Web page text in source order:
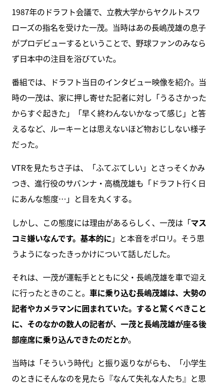
1987年のドラフト会議で、立教大学からヤクルトスワ
ローズの指名を受けた一茂。当時はあの長嶋茂雄の息子
がプロデビューするということで、野球ファンのみなら
ず日本中の注目を浴びていた。
番組では、ドラフト当日のインタビュー映像を紹介。当
時の一茂は、家に押し寄せた記者に対し「うるさかった
からすぐ起きた」「早く終わんないかなって感じ」と答
えるなど、ルーキーとは思えないほど物おじしない様子
だった。
VTRを見たちさ子は、「ふてぶてしい」とさっそくかみ
つき、進行役のサバンナ・高橋茂雄も「ドラフト行く日
にあんな態度…」と目を丸くする。
しかし、この態度には理由があるらしく、一茂は「マス
コミ嫌いなんです。基本的に 」と本音をポロリ。そう思
うようになったきっかけについて話しだした。
それは、一茂が運転手とともに父・長嶋茂雄を車で迎え
に行ったときのこと。 車に乗り込む長嶋茂雄は、大勢の
記者やカメラマンに囲まれていた。すると驚くべきこと
に、そのなかの数人の記者が、一茂と長嶋茂雄が座る後
部座席に乗り込んできたのだとか。
当時は「そういう時代」と振り返りながらも、「小学生
のときにそんなのを見たら『なんて失礼な人たち』と思